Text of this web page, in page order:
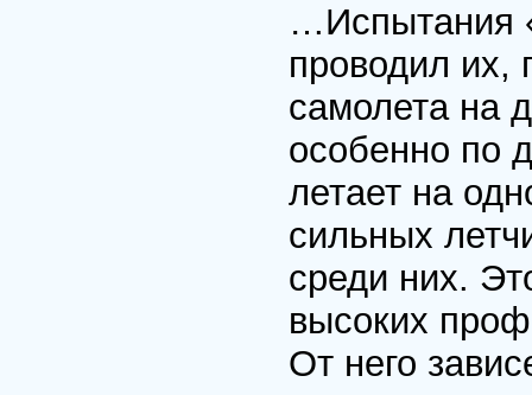
…Испытания
проводил их,
самолета на
особенно по
летает на
сильных
среди них.
высоких
От него